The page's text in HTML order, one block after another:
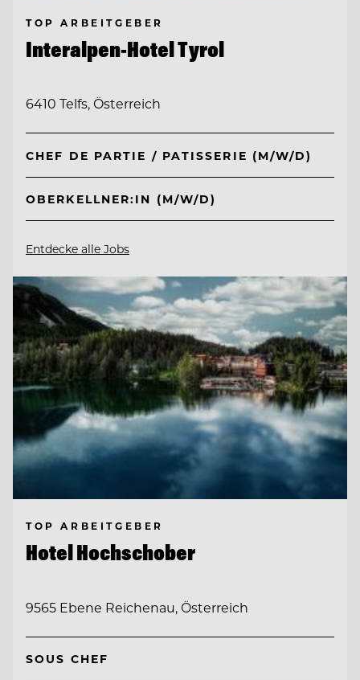
TOP ARBEITGEBER
Interalpen-Hotel Tyrol
6410 Telfs, Österreich
CHEF DE PARTIE / PATISSERIE (M/W/D)
OBERKELLNER:IN (M/W/D)
Entdecke alle Jobs
TOP ARBEITGEBER
Hotel Hochschober
9565 Ebene Reichenau, Österreich
SOUS CHEF